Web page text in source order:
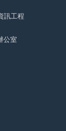
訊工程
公室